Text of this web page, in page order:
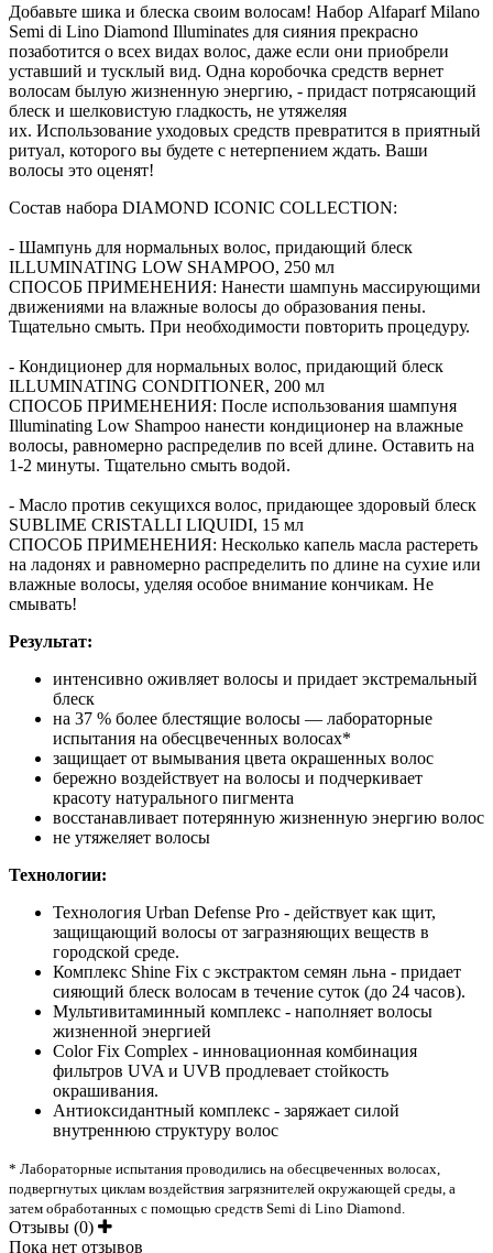
Добавьте шика и блеска своим волосам! Набор Alfaparf Milano
Semi di Lino Diamond Illuminates для сияния прекрасно
позаботится о всех видах волос, даже если они приобрели
уставший и тусклый вид. Одна коробочка средств вернет
волосам былую жизненную энергию, - придаст потрясающий
блеск и шелковистую гладкость, не утяжеляя
их. Использование уходовых средств превратится в приятный
ритуал, которого вы будете с нетерпением ждать. Ваши
волосы это оценят!
Состав набора DIAMOND ICONIC COLLECTION:
- Шампунь для нормальных волос, придающий блеск
ILLUMINATING LOW SHAMPOO, 250 мл
СПОСОБ ПРИМЕНЕНИЯ: Нанести шампунь массирующими
движениями на влажные волосы до образования пены.
Тщательно смыть. При необходимости повторить процедуру.
- Кондиционер для нормальных волос, придающий блеск
ILLUMINATING CONDITIONER, 200 мл
СПОСОБ ПРИМЕНЕНИЯ: После использования шампуня
Illuminating Low Shampoo нанести кондиционер на влажные
волосы, равномерно распределив по всей длине. Оставить на
1-2 минуты. Тщательно смыть водой.
- Масло против секущихся волос, придающее здоровый блеск
SUBLIME CRISTALLI LIQUIDI, 15 мл
СПОСОБ ПРИМЕНЕНИЯ: Несколько капель масла растереть
на ладонях и равномерно распределить по длине на сухие или
влажные волосы, уделяя особое внимание кончикам. Не
смывать!
Результат:
интенсивно оживляет волосы и придает экстремальный
блеск
на 37 % более блестящие волосы — лабораторные
испытания на обесцвеченных волосах*
защищает от вымывания цвета окрашенных волос
бережно воздействует на волосы и подчеркивает
красоту натурального пигмента
восстанавливает потерянную жизненную энергию волос
не утяжеляет волосы
Технологии:
Технология Urban Defense Pro - действует как щит,
защищающий волосы от загразняющих веществ в
городской среде.
Комплекс Shine Fix с экстрактом семян льна - придает
сияющий блеск волосам в течение суток (до 24 часов).
Мультивитаминный комплекс - наполняет волосы
жизненной энергией
Color Fix Complex - инновационная комбинация
фильтров UVA и UVB продлевает стойкость
окрашивания.
Антиоксидантный комплекс - заряжает силой
внутреннюю структуру волос
* Лабораторные испытания проводились на обесцвеченных волосах,
подвергнутых циклам воздействия загрязнителей окружающей среды, а
затем обработанных с помощью средств Semi di Lino Diamond.
Отзывы (0)
Пока нет отзывов